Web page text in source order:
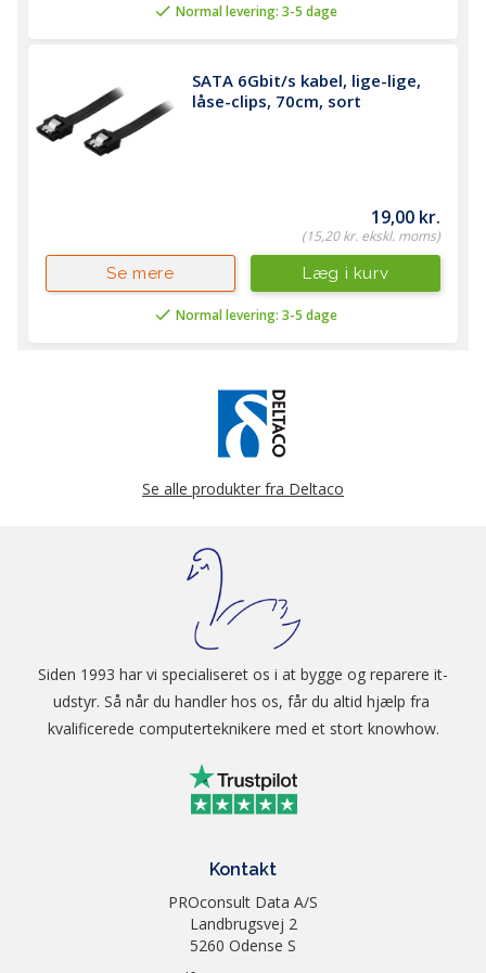
Normal levering: 3-5 dage
SATA 6Gbit/s kabel, lige-lige,
låse-clips, 70cm, sort
19,00 kr.
(15,20 kr. ekskl. moms)
Normal levering: 3-5 dage
Læg i kurv
Se mere
Se alle produkter fra Deltaco
Siden 1993 har vi specialiseret os i at bygge og reparere it-
udstyr. Så når du handler hos os, får du altid hjælp fra
kvalificerede computerteknikere med et stort knowhow.
Kontakt
PROconsult Data A/S
Landbrugsvej 2
5260 Odense S